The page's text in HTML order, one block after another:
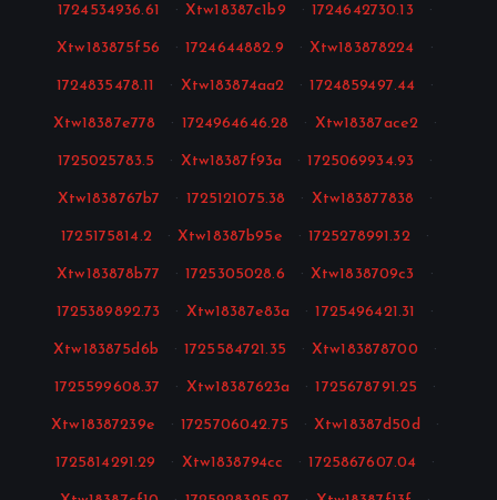
1724534936.61 · Xtw18387c1b9 · 1724642730.13 ·
Xtw183875f56 · 1724644882.9 · Xtw183878224 ·
1724835478.11 · Xtw183874aa2 · 1724859497.44 ·
Xtw18387e778 · 1724964646.28 · Xtw18387ace2 ·
1725025783.5 · Xtw18387f93a · 1725069934.93 ·
Xtw1838767b7 · 1725121075.38 · Xtw183877838 ·
1725175814.2 · Xtw18387b95e · 1725278991.32 ·
Xtw183878b77 · 1725305028.6 · Xtw1838709c3 ·
1725389892.73 · Xtw18387e83a · 1725496421.31 ·
Xtw183875d6b · 1725584721.35 · Xtw183878700 ·
1725599608.37 · Xtw18387623a · 1725678791.25 ·
Xtw18387239e · 1725706042.75 · Xtw18387d50d ·
1725814291.29 · Xtw1838794cc · 1725867607.04 ·